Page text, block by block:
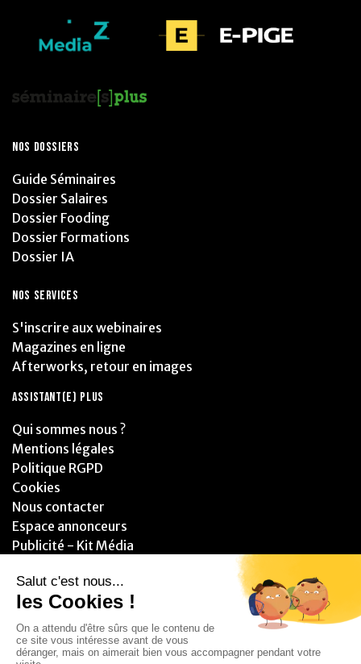
NOS DOSSIERS
Guide Séminaires
Dossier Salaires
Dossier Fooding
Dossier Formations
Dossier IA
NOS SERVICES
S'inscrire aux webinaires
Magazines en ligne
Afterworks, retour en images
ASSISTANT(E) PLUS
Qui sommes nous ?
Mentions légales
Politique RGPD
Cookies
Nous contacter
Espace annonceurs
Publicité - Kit Média
PARTENAIRES